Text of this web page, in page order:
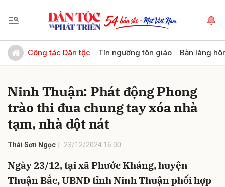
Công tác Dân tộc Tín ngưỡng tôn giáo Bản làng
Ninh Thuận: Phát động Phong
trào thi đua chung tay xóa nhà
tạm, nhà dột nát
Thái Sơn Ngọc 23/12/2024 16:00
Ngày 23/12, tại xã Phước Kháng, huyện
Thuận Bắc, UBND tỉnh Ninh Thuận phối hợp
Gửi bình luận